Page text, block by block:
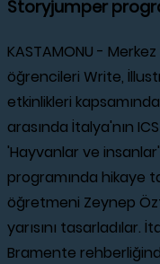
Storyjumper
KASTAMONU -
öğrencileri Write,
etkinlikleri
arasında İtalya'nın
'Hayvanlar ve
programında hikaye
öğretmeni Zeynep
yarısını tasarladılar.
Bramente